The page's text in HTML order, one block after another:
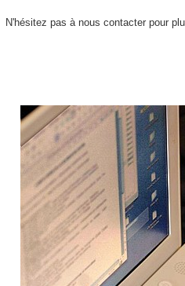
N'hésitez pas à nous contacter pour